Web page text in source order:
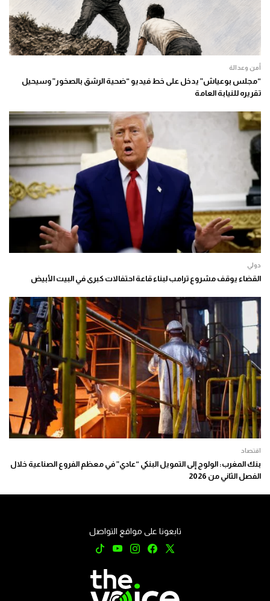
أمن وعدالة
“مجلس بوعياش” يدخل على خط فيديو “ضحية الرشق بالصخور” وسيحيل
تقريره للنيابة العامة
دولي
القضاء يوقف مشروع ترامب لبناء قاعة احتفالات كبرى في البيت الأبيض
اقتصاد
بنك المغرب: الولوج إلى التمويل البنكي “عادي” في معظم الفروع الصناعية خلال
الفصل الثاني من 2026
تابعونا على مواقع التواصل